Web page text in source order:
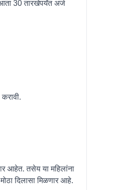
30 तारखेपर्यंत अर्ज
आहेत. तसेय या महिलांना
दिलासा मिळणार आहे.